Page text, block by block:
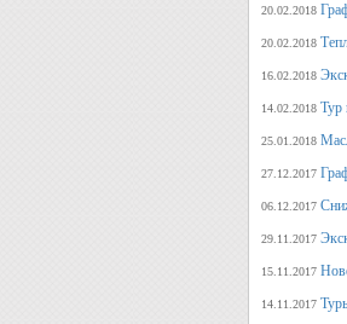
20.02.2018
20.02.2018
16.02.2018
14.02.2018 Тур
25.01.2018
27.12.2017
06.12.2017
29.11.2017
15.11.2017
14.11.2017